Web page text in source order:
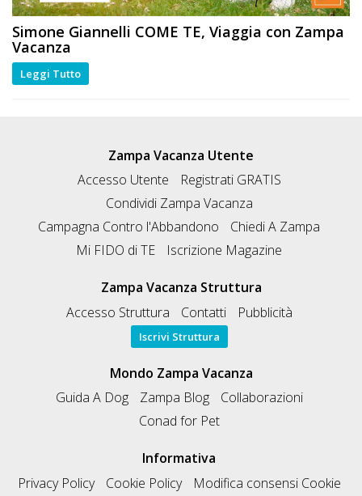
Simone Giannelli COME TE, Viaggia con Zampa
Vacanza
Leggi Tutto
Zampa Vacanza Utente
Accesso Utente
Registrati GRATIS
Condividi Zampa Vacanza
Campagna Contro l'Abbandono
Chiedi A Zampa
Mi FIDO di TE
Iscrizione Magazine
Zampa Vacanza Struttura
Accesso Struttura
Contatti Pubblicità
Iscrivi Struttura
Mondo Zampa Vacanza
Guida A Dog
Zampa Blog
Collaborazioni
Conad for Pet
Informativa
Privacy Policy
Cookie Policy
Modifica consensi Cookie